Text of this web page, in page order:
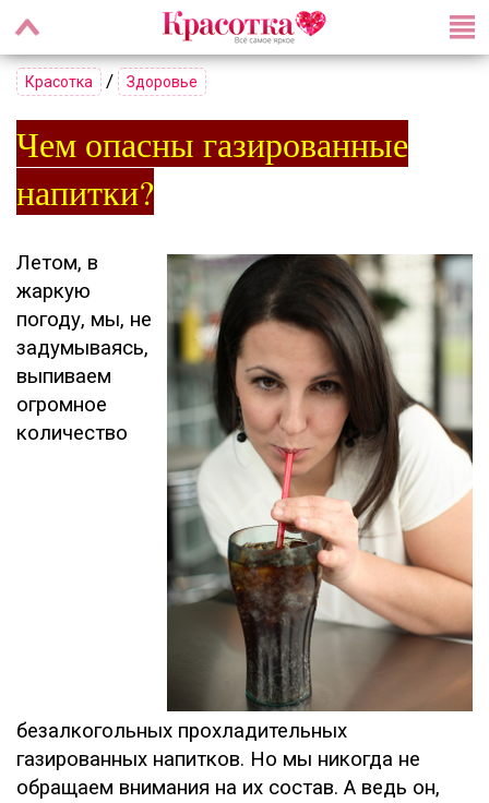
Красотка / Здоровье
Чем опасны газированные
напитки?
Летом, в
жаркую
погоду, мы, не
задумываясь,
выпиваем
огромное
количество
безалкогольных прохладительных
газированных напитков. Но мы никогда не
обращаем внимания на их состав. А ведь он,